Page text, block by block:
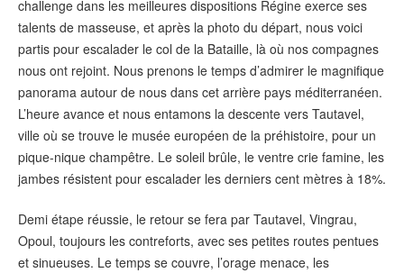
challenge dans les meilleures dispositions Régine exerce ses
talents de masseuse, et après la photo du départ, nous voici
partis pour escalader le col de la Bataille, là où nos compagnes
nous ont rejoint. Nous prenons le temps d’admirer le magnifique
panorama autour de nous dans cet arrière pays méditerranéen.
L’heure avance et nous entamons la descente vers Tautavel,
ville où se trouve le musée européen de la préhistoire, pour un
pique-nique champêtre. Le soleil brûle, le ventre crie famine, les
jambes résistent pour escalader les derniers cent mètres à 18%.
Demi étape réussie, le retour se fera par Tautavel, Vingrau,
Opoul, toujours les contreforts, avec ses petites routes pentues
et sinueuses. Le temps se couvre, l’orage menace, les